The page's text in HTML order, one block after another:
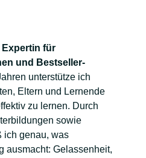
Expertin für
und Bestseller-
unterstütze ich
Eltern und Lernende
zu lernen. Durch
sowie
ich genau, was
ausmacht: Gelassenheit,